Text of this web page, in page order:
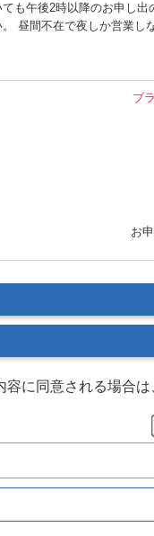
も午後2時以降のお申し出
昼間不在で夜しか営業し
ブ
お
に同意される場合は